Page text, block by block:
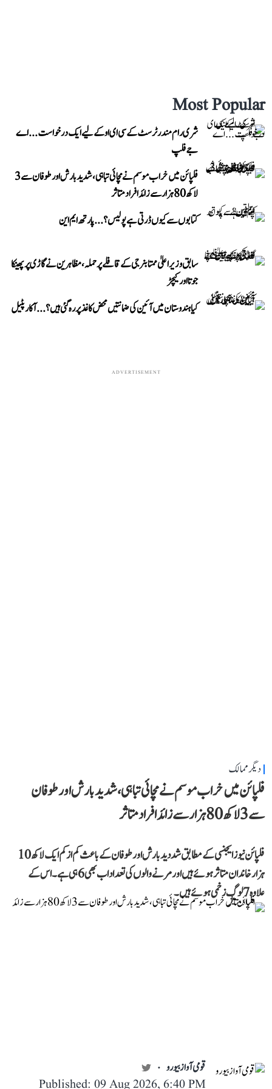
Most Popular
شری رام مندر ٹرسٹ کے سی ای او کے لیے ایک درخواست...اے
جے فلپ
فلپائن میں خراب موسم نے مچائی تباہی، شدید بارش اور طوفان سے 3
لاکھ 80 ہزار سے زائد افراد متاثر
کتابوں سے کیوں ڈرتی ہے پولیس؟...پارتھ ایم این
سابق وزیر اعلیٰ ممتا بنرجی کے قافلے پر حملہ، مظاہرین نے گاڑی پر پھینکا
جوتا اور کیچڑ
کیا ہندوستان میں آئین کی ضمانتیں محض کاغذ پر رہ گئی ہیں؟...آکار پٹیل
ADVERTISEMENT
دیگر ممالک
فلپائن میں خراب موسم نے مچائی تباہی، شدید بارش اور طوفان
سے 3 لاکھ 80 ہزار سے زائد افراد متاثر
فلپائن نیوز ایجنسی کے مطابق شددید بارش اور طوفان کے باعث کم از کم ایک لاکھ 10
ہزار خاندان متاثر ہوئے ہیں اور مرنے والوں کی تعداد اب بھی 6 ہی ہے۔ اس کے
علاوہ 7 لوگ زخمی ہوئے ہیں۔
قومی آواز بیورو
Published: 09 Aug 2026, 6:40 PM